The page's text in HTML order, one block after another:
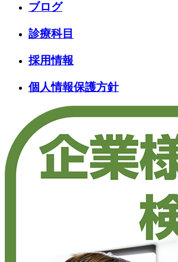
ブログ
診療科目
採用情報
個人情報保護方針